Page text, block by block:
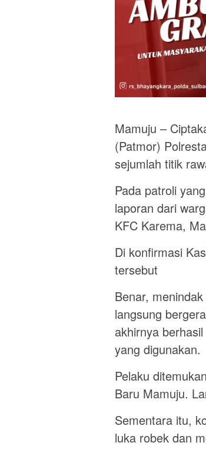
Mamuju –
(Patmor)
sejumlah titik
Pada patroli
laporan dari
KFC Karema,
Di konfirmasi
tersebut
Benar,
langsung
akhirnya
yang digunakan.
Pelaku
Baru Mamuju.
Sementara itu,
luka robek dan